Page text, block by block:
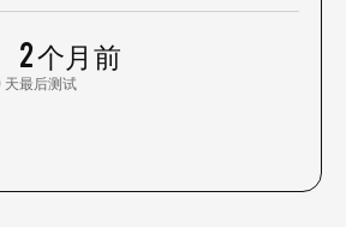
天
2 个月前
最后测试